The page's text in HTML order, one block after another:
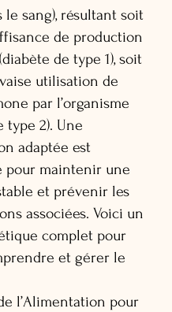
le sang), résultant soit
de production
de type 1), soit
utilisation de
par l’organisme
type 2). Une
adaptée est
pour maintenir une
et prévenir les
associées. Voici un
complet pour
et gérer le
l’Alimentation pour